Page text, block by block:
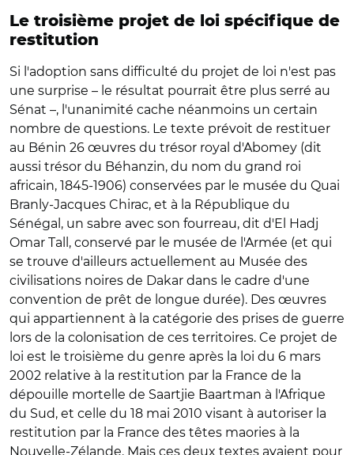
Le troisième projet de loi spécifique de
restitution
Si l'adoption sans difficulté du projet de loi n'est pas
une surprise – le résultat pourrait être plus serré au
Sénat –, l'unanimité cache néanmoins un certain
nombre de questions. Le texte prévoit de restituer
au Bénin 26 œuvres du trésor royal d'Abomey (dit
aussi trésor du Béhanzin, du nom du grand roi
africain, 1845-1906) conservées par le musée du Quai
Branly-Jacques Chirac, et à la République du
Sénégal, un sabre avec son fourreau, dit d'El Hadj
Omar Tall, conservé par le musée de l'Armée (et qui
se trouve d'ailleurs actuellement au Musée des
civilisations noires de Dakar dans le cadre d'une
convention de prêt de longue durée). Des œuvres
qui appartiennent à la catégorie des prises de guerre
lors de la colonisation de ces territoires. Ce projet de
loi est le troisième du genre après la loi du 6 mars
2002 relative à la restitution par la France de la
dépouille mortelle de Saartjie Baartman à l'Afrique
du Sud, et celle du 18 mai 2010 visant à autoriser la
restitution par la France des têtes maories à la
Nouvelle-Zélande. Mais ces deux textes avaient pour